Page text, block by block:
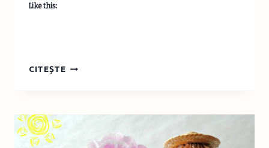
Like this:
CITEȘTESĂPTĂMÂNA
TEHNICA